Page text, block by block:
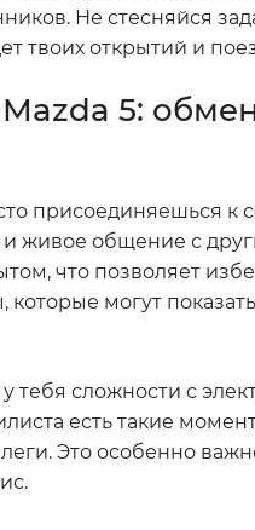
Не стесняйся
твоих открытий и
5:
присоединяешься к
живое общение с
что позволяет
могут
тебя сложности с
есть такие
Это особенно